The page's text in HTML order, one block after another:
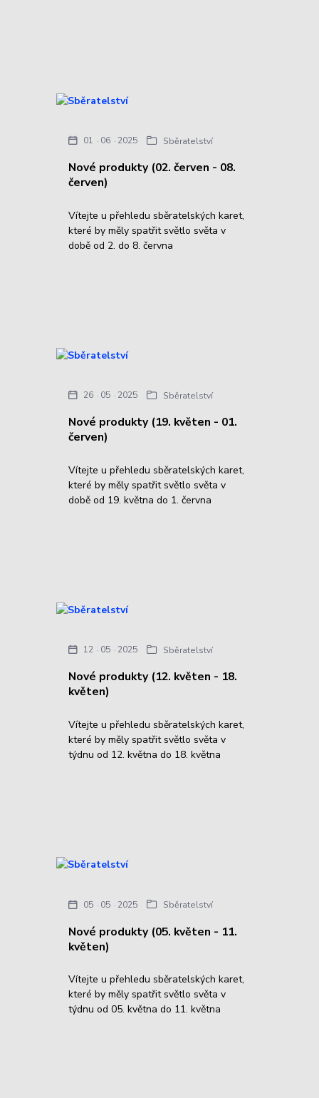
Nové produkty (02. červen - 08.
červen)
01 06 2025 Sběratelství
Vítejte u přehledu sběratelských karet,
které by měly spatřit světlo světa v
době od 2. do 8. června
Nové produkty (19. květen - 01.
červen)
26 05 2025 Sběratelství
Vítejte u přehledu sběratelských karet,
které by měly spatřit světlo světa v
době od 19. května do 1. června
Nové produkty (12. květen - 18.
květen)
12 05 2025 Sběratelství
Vítejte u přehledu sběratelských karet,
které by měly spatřit světlo světa v
týdnu od 12. května do 18. května
Nové produkty (05. květen - 11.
květen)
05 05 2025 Sběratelství
Vítejte u přehledu sběratelských karet,
které by měly spatřit světlo světa v
týdnu od 05. května do 11. května